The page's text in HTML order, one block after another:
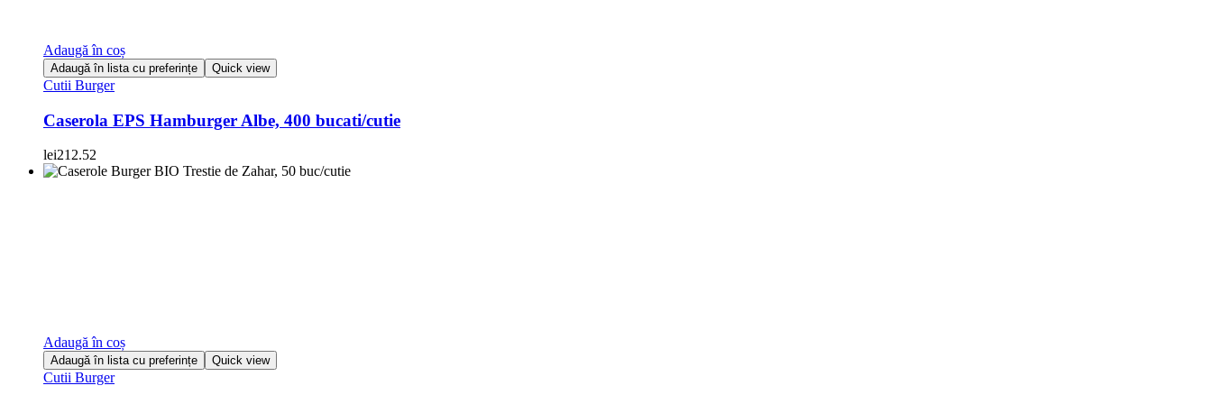
Adaugă în coș
Adaugă în lista cu preferințe Quick view
Cutii Burger
Caserola EPS Hamburger Albe, 400 bucati/cutie
lei212.52
Adaugă în coș
Adaugă în lista cu preferințe Quick view
Cutii Burger